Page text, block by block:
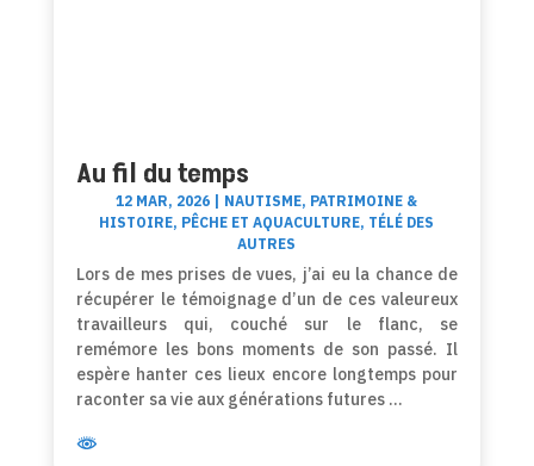
Au fil du temps
12 MAR, 2026 NAUTISME, PATRIMOINE &
HISTOIRE, PÊCHE ET AQUACULTURE, TÉLÉ DES
AUTRES
Lors de mes prises de vues, j’ai eu la chance de
récupérer le témoignage d’un de ces valeureux
travailleurs qui, couché sur le flanc, se
remémore les bons moments de son passé. Il
espère hanter ces lieux encore longtemps pour
raconter sa vie aux générations futures …